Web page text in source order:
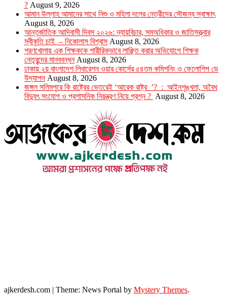
? August 9, 2026
আমান উল্লাহ আমানের সাথে নিশু ও মহিলা দলের নেত্রীদের সৌজন্য স্বাক্ষাৎ
August 8, 2026
আন্তর্জাতিক আদিবাসী দিবস ২০২৬: ন্যায়বিচার, সমঅধিকার ও জাতিসত্ত্বার
স্বীকৃতি চাই – নিকোলাস বিশ্বাস August 8, 2026
শরণখোলায় এক শিক্ষককে শারীরিকভাবে লাঞ্ছিত করার অভিযোগে শিক্ষক
নেতৃবৃন্দের মানববন্ধন August 8, 2026
ঢাকায় ২য় বাংলাদেশ লিবারেশন ওয়ার কোর্সের ৫৪তম কমিশনিং ও ফেলোশিপ ডে
উদ্‌যাপন August 8, 2026
জঙ্গল সলিমপুরে কি রাষ্ট্রের ভেতরেই ‘আরেক রাষ্ট্র ’? : আইনশৃঙ্খলা, অবৈধ
বিদ্যুৎ সংযোগ ও প্রশাসনিক নিয়ন্ত্রণ নিয়ে প্রশ্ন ? August 8, 2026
ajkerdesh.com | Theme: News Portal by Mystery Themes.